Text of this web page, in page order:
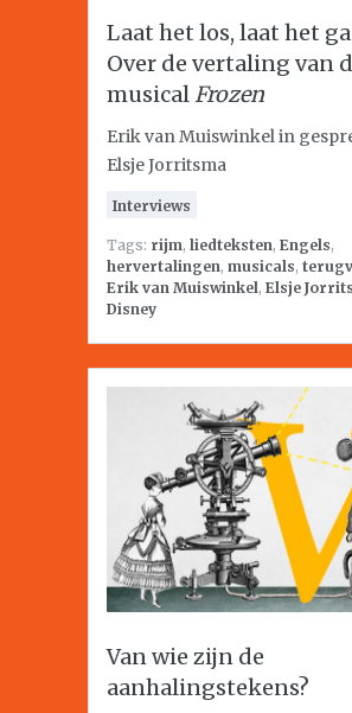
Laat het los, laat het
Over de vertaling van
musical Frozen
Erik van Muiswinkel in
Elsje Jorritsma
Interviews
Tags: rijm, liedteksten, Engels,
hervertalingen, musicals,
Erik van Muiswinkel, Elsje
Disney
Van wie zijn de
aanhalingstekens?